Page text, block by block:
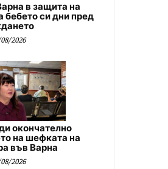
в защита на
бебето си дни пред
2026
окончателно
на шефката на
във Варна
2026